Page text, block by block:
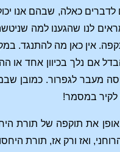
לדברים כאלה, שבהם אנו
לנו שהגענו למה
אין כאן מה להתנגד.
אם נלך בכיוון אחד או
מעבר לגפרור. כמובן
לקיר במסמר!
את תוקפה של תורת
ואז ורק אז, תורת